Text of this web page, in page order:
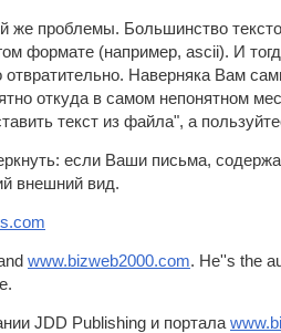
же проблемы. Большинство
формате (например, ascii). И
отвратительно. Наверняка Вам
откуда в самом непонятном
текст из файла", а
если Ваши письма,
внешний вид.
www.bizweb2000.com. He''s the
JDD Publishing и портала